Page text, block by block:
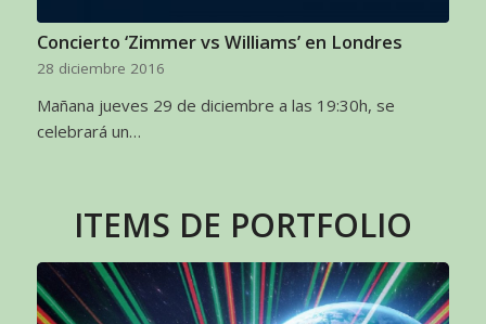
Concierto ‘Zimmer vs Williams’ en Londres
28 diciembre 2016
Mañana jueves 29 de diciembre a las 19:30h, se
celebrará un…
ITEMS DE PORTFOLIO